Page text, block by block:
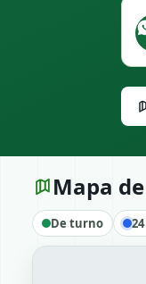
Mapa
De turno